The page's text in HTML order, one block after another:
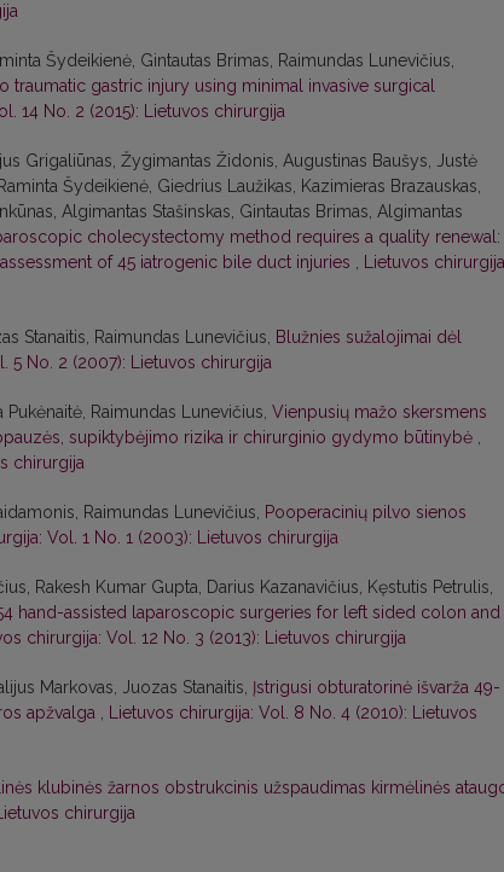
Šydeikienė, Gintautas Brimas, Raimundas Lunevičius,
gastric injury using minimal invasive surgical
14 No. 2 (2015): Lietuvos chirurgija
Grigaliūnas, Žygimantas Židonis, Augustinas Baušys, Justė
Šydeikienė, Giedrius Laužikas, Kazimieras Brazauskas,
Algimantas Stašinskas, Gintautas Brimas, Algimantas
cholecystectomy method requires a quality renewal:
of 45 iatrogenic bile duct injuries , Lietuvos
Stanaitis, Raimundas Lunevičius, Blužnies sužalojimai dėl
5 No. 2 (2007): Lietuvos chirurgija
Raimundas Lunevičius, Vienpusių mažo skersmens
supiktybėjimo rizika ir chirurginio gydymo būtinybė ,
chirurgija
Raimundas Lunevičius, Pooperacinių pilvo sienos
Vol. 1 No. 1 (2003): Lietuvos chirurgija
Rakesh Kumar Gupta, Darius Kazanavičius, Kęstutis Petrulis,
hand-assisted laparoscopic surgeries for left sided colon and
chirurgija: Vol. 12 No. 3 (2013): Lietuvos chirurgija
Markovas, Juozas Stanaitis, Įstrigusi obturatorinė išvarža 49-
apžvalga , Lietuvos chirurgija: Vol. 8 No. 4 (2010): Lietuvos
klubinės žarnos obstrukcinis užspaudimas kirmėlinės
chirurgija